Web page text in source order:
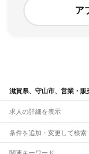
ア
滋賀県、守山市、営業・
求人の詳細を表示
条件を追加・変更して検索
市区町村を追加・変更